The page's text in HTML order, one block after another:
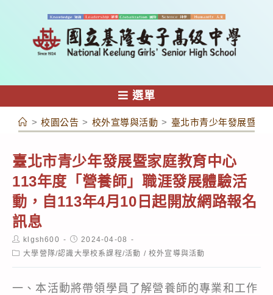
容
選單
> 校園公告 > 校外宣導與活動 > 臺北市青少年發展暨家
臺北市青少年發展暨家庭教育中心
113年度「營養師」職涯發展體驗活
動，自113年4月10日起開放網路報名
訊息
Post
author:
klgsh600
Post
published:
2024-04-08
Post大學營隊/認識大學校系課程/活動 / 校外宣導與活動
一、本活動將帶領學員了解營養師的專業和工作